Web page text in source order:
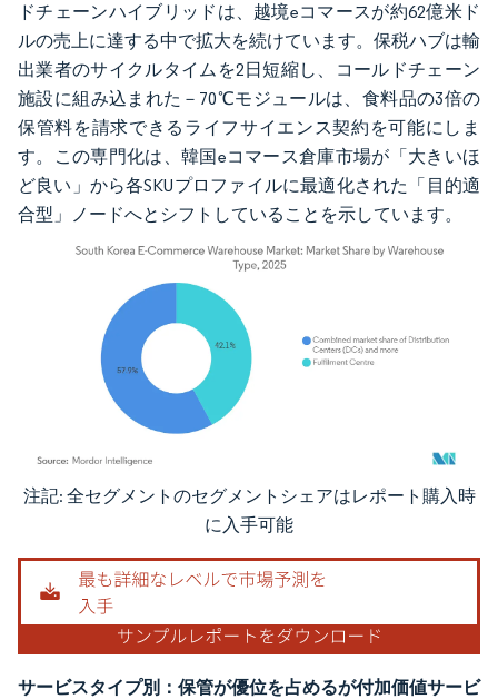
ドチェーンハイブリッドは、越境eコマースが約62億米ド
ルの売上に達する中で拡大を続けています。保税ハブは輸
出業者のサイクルタイムを2日短縮し、コールドチェーン
施設に組み込まれた－70℃モジュールは、食料品の3倍の
保管料を請求できるライフサイエンス契約を可能にしま
す。この専門化は、韓国eコマース倉庫市場が「大きいほ
ど良い」から各SKUプロファイルに最適化された「目的適
合型」ノードへとシフトしていることを示しています。
画像 © Mordor Intelligence。再利用にはCC BY 4.0の表示が必要です。
注記: 全セグメントのセグメントシェアはレポート購入時
に入手可能
サービスタイプ別：保管が優位を占めるが付加価値サービ